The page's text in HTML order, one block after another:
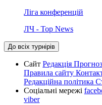
Ліга конференцій
ЛЧ - Top News
До всіх турнірів
Сайт Редакція
Правила сайту
Редакційна політика
Соціальні мережі
viber